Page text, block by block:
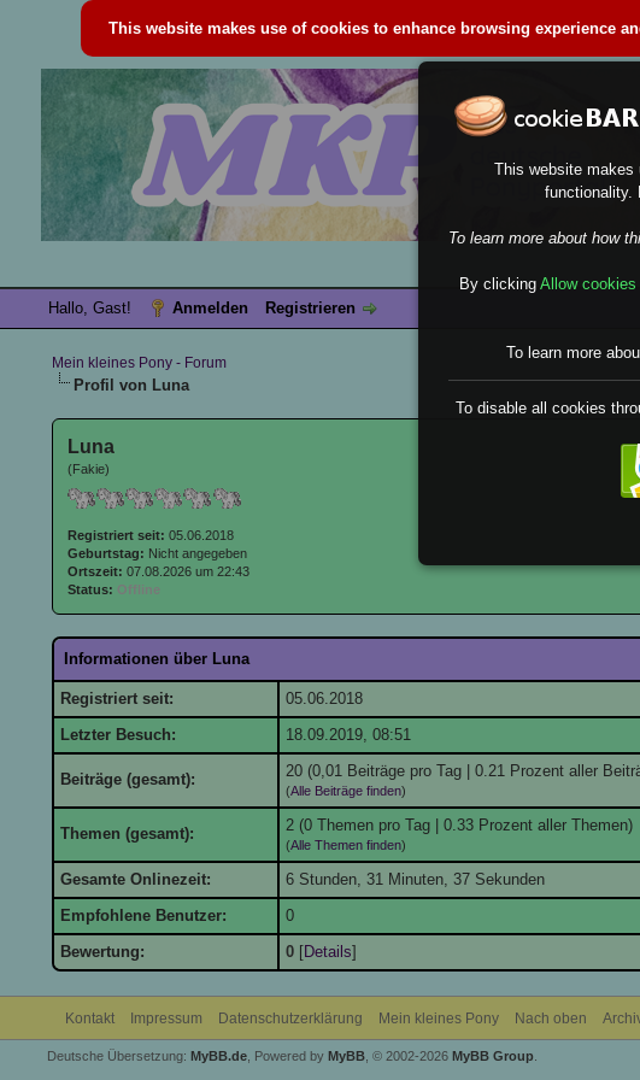
Hallo, Gast! Anmelden Registrieren
Mein kleines Pony - Forum
Profil von Luna
Luna
(Fakie)
Registriert seit: 05.06.2018
Geburtstag: Nicht angegeben
Ortszeit: 07.08.2026 um 22:43
Status: Offline
Informationen über Luna
Registriert seit:
05.06.2018
Letzter Besuch:
18.09.2019, 08:51
Beiträge (gesamt): 20 (0,01 Beiträge pro Tag | 0.21 Prozent aller
(Alle Beiträge finden)
Themen (gesamt): 2 (0 Themen pro Tag | 0.33 Prozent aller Themen)
(Alle Themen finden)
Gesamte Onlinezeit:
6 Stunden, 31 Minuten, 37 Sekunden
Empfohlene Benutzer:
0
Bewertung:
0 [Details]
Kontakt Impressum Datenschutzerklärung Mein kleines Pony Nach oben
Deutsche Übersetzung:MyBB.de , Powered byMyBB , © 2002-2026MyBB Group
This website makes
functionality.
To learn more about how
By clicking Allow cookies
To learn more
To disable all cookies
This website makes use of cookies to enhance browsing experience